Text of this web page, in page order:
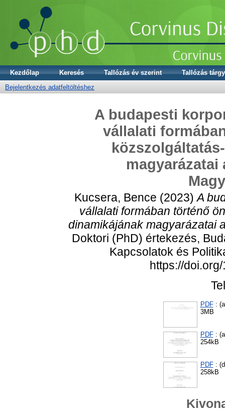
Kezdőlap Keresés Tallózás év szerint
Tallózás
Bejelentkezés adatfeltöltéshez
A budapesti
vállalati
magyarázatai
Kucsera, Bence (2023)A
vállalati formában történő
dinamikájának magyarázatai
Doktori (PhD) értekezés,
Kapcsolatok és
https://
PDF:
3MB
PDF:
254kB
PDF:
258kB